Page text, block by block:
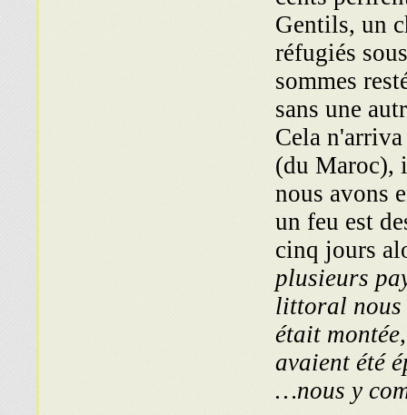
Gentils, un
réfugiés
sommes
sans une
Cela
(du Maroc),
nous avons
un feu est
cinq jours
plusieurs
littoral nous
était
avaient été
nous y